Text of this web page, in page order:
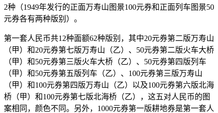
2种（1949年发行的正面万寿山图景100元券和正面列车图景50
元券各有两种版别）。
第一套人民币共12种面额62种版别，其中20元券第二版万寿山
（甲）和20元券第七版万寿山（乙）、50元券第二版火车大桥
（甲）和50元券第三版火车大桥（乙）、50元券第四版列车
（甲）和50元券第五版列车（乙）、100元券第三版万寿山
（甲）和100元券第四版万寿山（乙）以及100元券第六版北海
桥（甲）和100元券第七版北海桥（乙），这五对人民币的图
案相同，颜色不同。另外，1000元券第一版耕地券是第一套人